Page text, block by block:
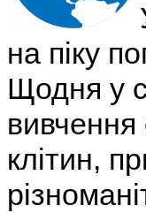
на піку
Щодня у
вивчення
клітин,